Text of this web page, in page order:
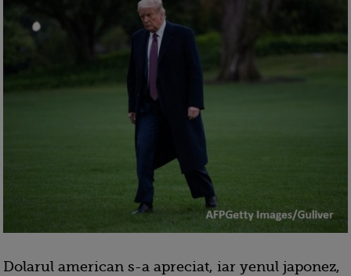
Dolarul american s-a apreciat, iar yenul japonez,